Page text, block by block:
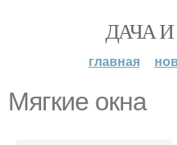
ДАЧА
главная
Мягкие окна